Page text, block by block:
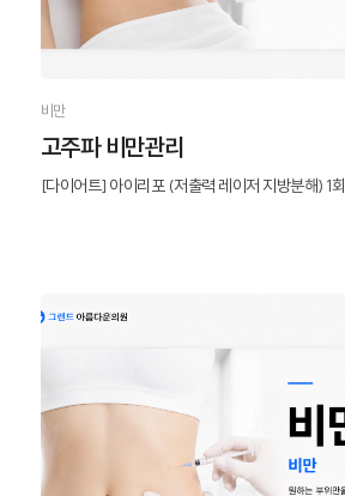
비만
고주파 비만관리
[다이어트] 아이리포 (저출력 레이저 지방분해) 1회